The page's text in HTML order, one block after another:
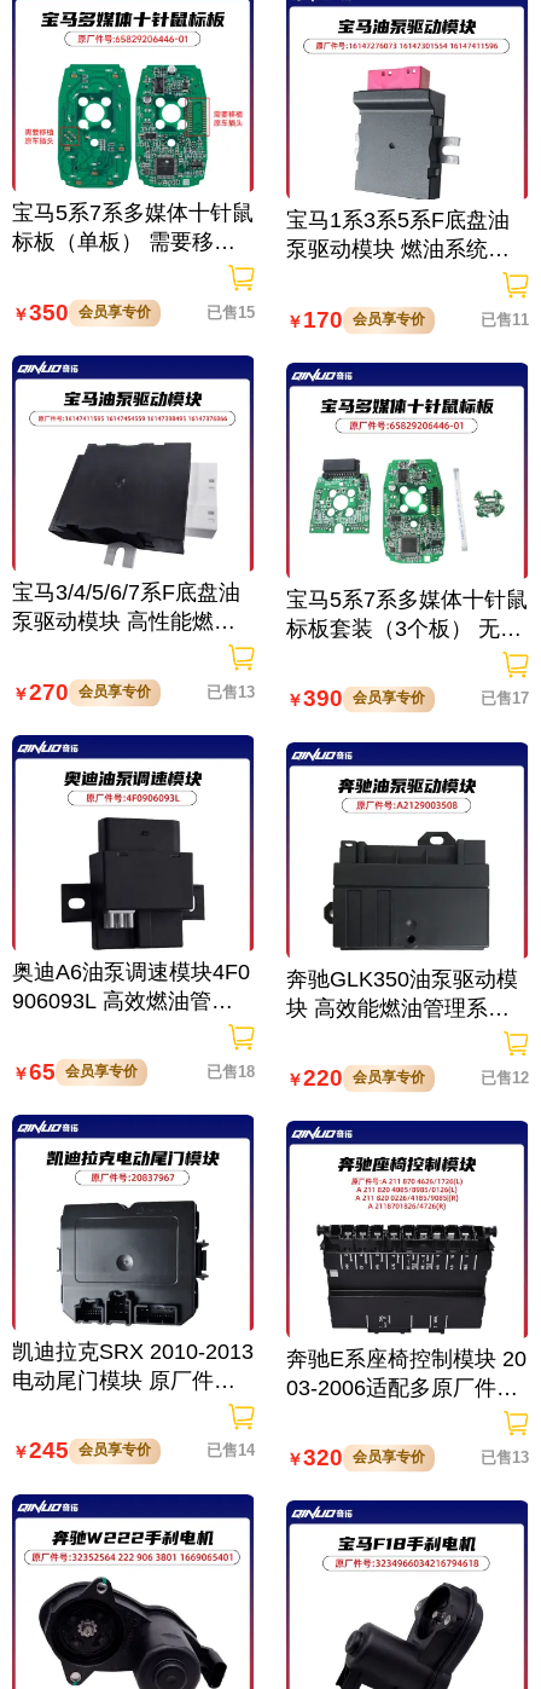
宝马5系7系多媒体十针鼠
标板（单板） 需要移植
￥350 会员享专价 已售15
宝马3/4/5/6/7系F底盘油
泵驱动模块 高性能燃油
￥270 会员享专价 已售13
奥迪A6油泵调速模块4F0
906093L 高效燃油管理
￥65 会员享专价 已售18
凯迪拉克SRX 2010-2013
电动尾门模块 原厂件号2
￥245 会员享专价 已售14
宝马1系3系5系F底盘油
泵驱动模块 燃油系统配
￥170 会员享专价 已售11
宝马5系7系多媒体十针鼠
标板套装（3个板） 无需
￥390 会员享专价 已售17
奔驰GLK350油泵驱动模
块 高效能燃油管理系统
￥220 会员享专价 已售12
奔驰E系座椅控制模块 20
03-2006适配多原厂件号
￥320 会员享专价 已售13